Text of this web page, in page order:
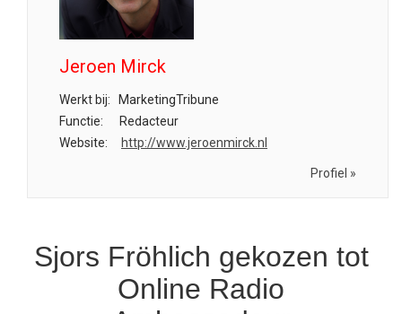
Jeroen Mirck
Werkt bij:
MarketingTribune
Functie:
Redacteur
Website:
http://www.jeroenmirck.nl
Profiel »
Sjors Fröhlich gekozen tot
Online Radio